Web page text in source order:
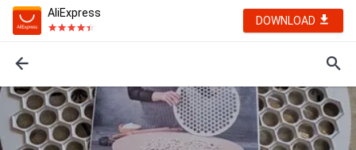
AliExpress
DOWNLOAD